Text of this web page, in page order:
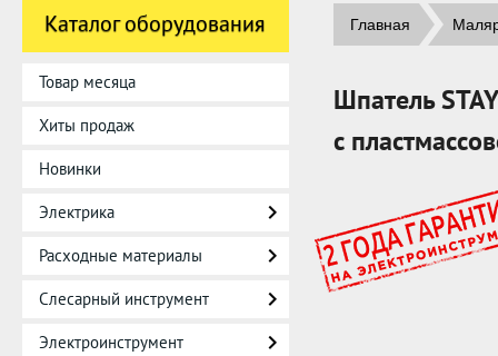
Каталог оборудования
Товар месяца
Хиты продаж
Новинки
Электрика
Расходные материалы
Слесарный инструмент
Электроинструмент
Главная
Шпатель
с